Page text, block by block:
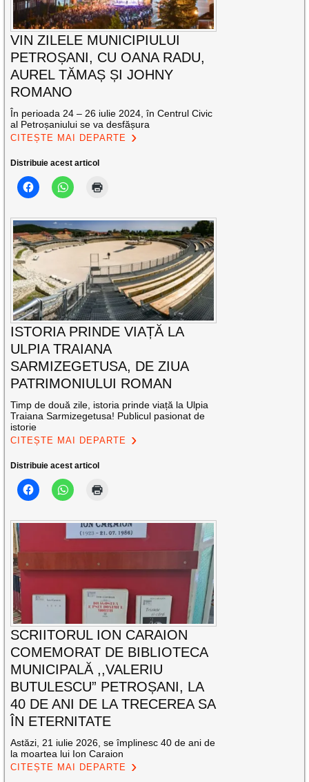
VIN ZILELE MUNICIPIULUI
PETROȘANI, CU OANA RADU,
AUREL TĂMAȘ ȘI JOHNY
ROMANO
În perioada 24 – 26 iulie 2024, în Centrul Civic
al Petroșaniului se va desfășura
CITEȘTE MAI DEPARTE
Distribuie acest articol
ISTORIA PRINDE VIAȚĂ LA
ULPIA TRAIANA
SARMIZEGETUSA, DE ZIUA
PATRIMONIULUI ROMAN
Timp de două zile, istoria prinde viață la Ulpia
Traiana Sarmizegetusa! Publicul pasionat de
istorie
CITEȘTE MAI DEPARTE
Distribuie acest articol
SCRIITORUL ION CARAION
COMEMORAT DE BIBLIOTECA
MUNICIPALĂ ,,VALERIU
BUTULESCU” PETROȘANI, LA
40 DE ANI DE LA TRECEREA SA
ÎN ETERNITATE
Astăzi, 21 iulie 2026, se împlinesc 40 de ani de
la moartea lui Ion Caraion
CITEȘTE MAI DEPARTE